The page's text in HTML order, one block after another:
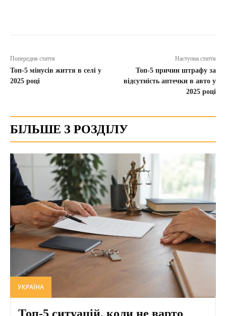
Попередня стаття
Топ-5 мінусів життя в селі у
2025 році
Наступна стаття
Топ-5 причин штрафу за
відсутність аптечки в авто у
2025 році
БІЛЬШЕ З РОЗДІЛУ
УКРАЇНА
Топ-5 ситуацій, коли не варто